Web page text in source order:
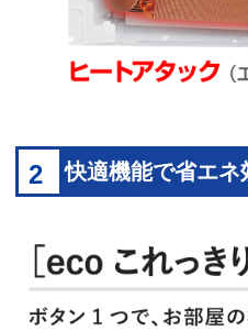
2 快適機能で省エネ